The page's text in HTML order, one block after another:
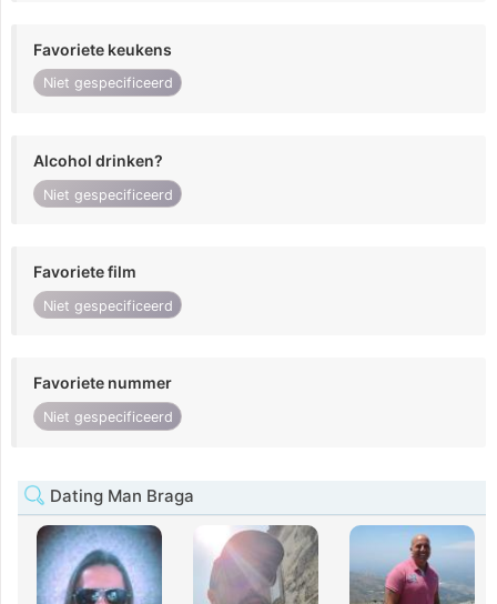
Favoriete keukens
Niet gespecificeerd
Alcohol drinken?
Niet gespecificeerd
Favoriete film
Niet gespecificeerd
Favoriete nummer
Niet gespecificeerd
Dating Man Braga